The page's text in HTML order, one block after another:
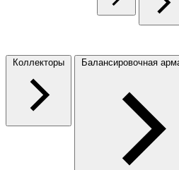
Коллекторы Балансировочная